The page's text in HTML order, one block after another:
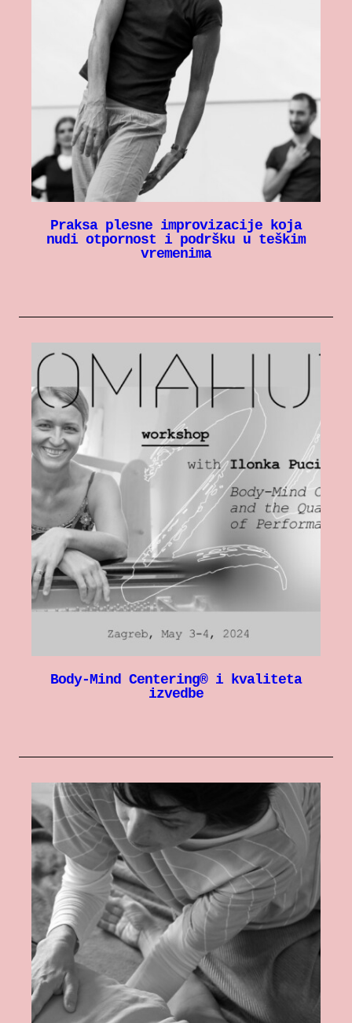
Praksa plesne improvizacije koja
nudi otpornost i podršku u teškim
vremenima
Body-Mind Centering® i kvaliteta
izvedbe